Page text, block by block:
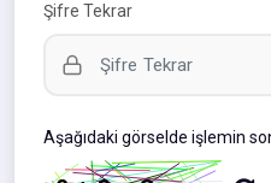
Şifre Tekrar
Aşağıdaki görselde işlemin